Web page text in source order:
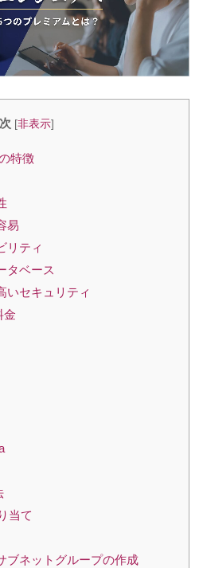
[非表示]
特徴
易
リティ
タベース
いセキュリティ
金
当て
ブネットグループの作成